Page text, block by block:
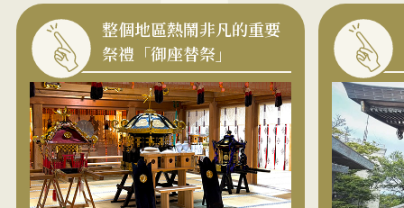
整個地區熱鬧非凡的重要
祭禮「御座替祭」